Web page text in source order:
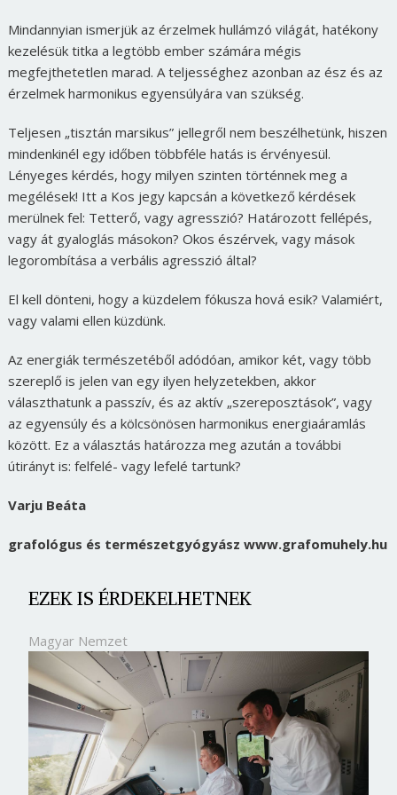
Mindannyian ismerjük az érzelmek hullámzó világát, hatékony
kezelésük titka a legtöbb ember számára mégis
megfejthetetlen marad. A teljességhez azonban az ész és az
érzelmek harmonikus egyensúlyára van szükség.
Teljesen „tisztán marsikus” jellegről nem beszélhetünk, hiszen
mindenkinél egy időben többféle hatás is érvényesül.
Lényeges kérdés, hogy milyen szinten történnek meg a
megélések! Itt a Kos jegy kapcsán a következő kérdések
merülnek fel: Tetterő, vagy agresszió? Határozott fellépés,
vagy át gyaloglás másokon? Okos észérvek, vagy mások
legorombítása a verbális agresszió által?
El kell dönteni, hogy a küzdelem fókusza hová esik? Valamiért,
vagy valami ellen küzdünk.
Az energiák természetéből adódóan, amikor két, vagy több
szereplő is jelen van egy ilyen helyzetekben, akkor
választhatunk a passzív, és az aktív „szereposztások”, vagy
az egyensúly és a kölcsönösen harmonikus energiaáramlás
között. Ez a választás határozza meg azután a további
útirányt is: felfelé- vagy lefelé tartunk?
Varju Beáta
grafológus és természetgyógyász www.grafomuhely.hu
EZEK IS ÉRDEKELHETNEK
Magyar Nemzet